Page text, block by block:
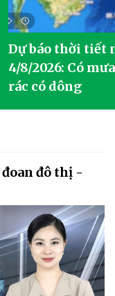
Dự báo thời tiết
4/8/2026: Có
rác có dông
đô thị -